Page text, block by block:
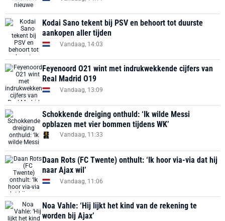
Kodai Sano tekent bij PSV en behoort tot duurste
aankopen aller tijden
Vandaag, 14:03
Feyenoord O21 wint met indrukwekkende cijfers van
Real Madrid O19
Vandaag, 13:09
Schokkende dreiging onthuld: ‘Ik wilde Messi
opblazen met vier bommen tijdens WK’
Vandaag, 11:33
Daan Rots (FC Twente) onthult: ‘Ik hoor via-via dat hij
naar Ajax wil’
Vandaag, 11:06
Noa Vahle: ‘Hij lijkt het kind van de rekening te
worden bij Ajax’